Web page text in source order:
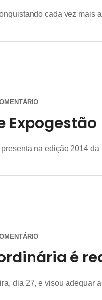
cada vez mais
Expogestão
na edição 2014 da
é
dia 27, e visou adequar